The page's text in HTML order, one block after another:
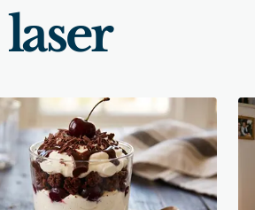
laser